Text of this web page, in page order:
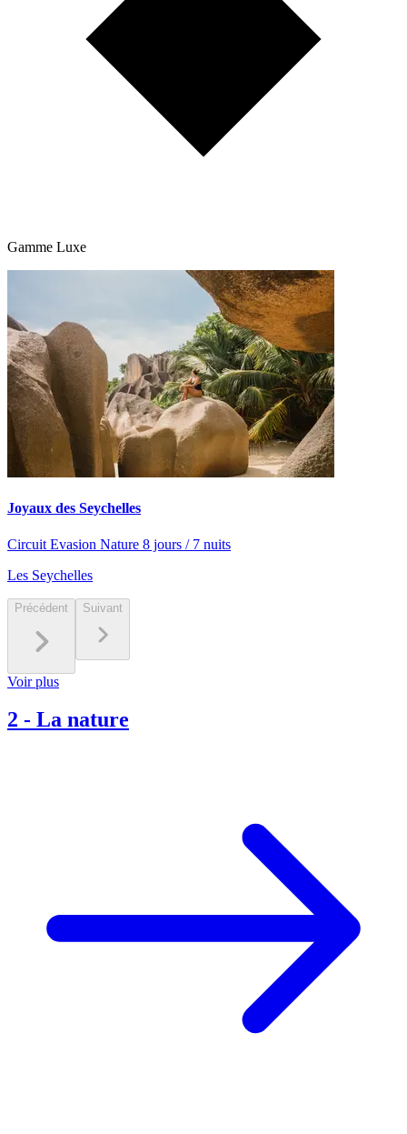
Gamme Luxe
Joyaux des Seychelles
Circuit Evasion Nature 8 jours / 7 nuits
Les Seychelles
Précédent Suivant
Voir plus
2 - La nature